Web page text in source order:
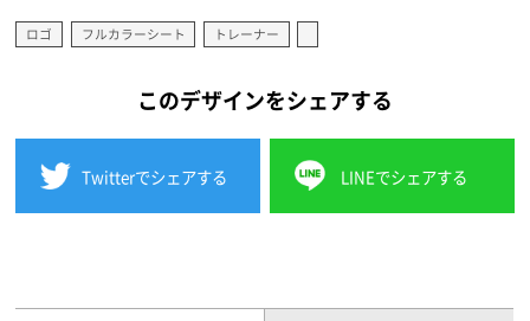
ロゴ フルカラーシート トレーナー
このデザインをシェアする
Twitterでシェアする LINEでシェアする